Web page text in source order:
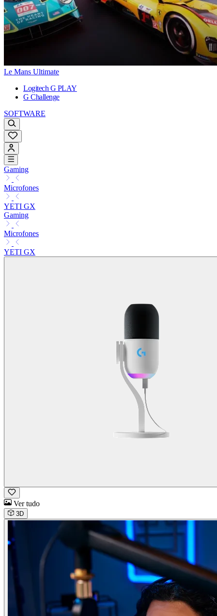
Le Mans Ultimate
Logitech G PLAY
G Challenge
SOFTWARE
Gaming
Microfones
YETI GX
Gaming
Microfones
YETI GX
Ver tudo
3D